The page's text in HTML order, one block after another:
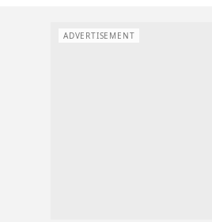
ADVERTISEMENT